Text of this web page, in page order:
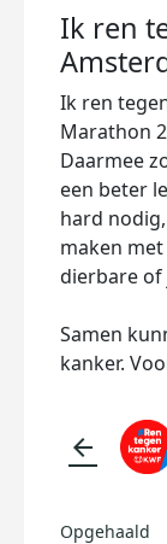
Ik ren
Ik ren
Marathon
Daarmee
een beter
hard
maken
dierbare
Samen
kanker.
arrow_back
Opgehaald